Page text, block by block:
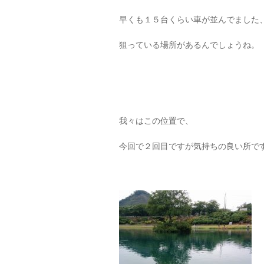
早くも１５台くらい車が並んでました、
狙っている場所があるんでしょうね。
我々はこの位置で、
今回で２回目ですが気持ちの良い所